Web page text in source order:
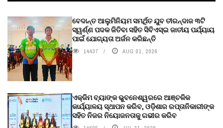
ବେଦାନ୍ତ ଆଲୁମିନିୟମ ସମର୍ଥିତ ଯୁବ ତୀରନ୍ଦାଜ ୩ଟି
ସ୍ୱର୍ଣ୍ଣ ପଦକ ଜିତିବା ସହିତ ସିବିଏସ୍ଇ ଜାତୀୟ ପର୍ଯ୍ୟାୟ
ପାଇଁ ଯୋଗ୍ୟତା ଅର୍ଜନ କରିଛନ୍ତି
14437 AUG 01, 2026
ଏକ୍ଜିମ ବ୍ୟାଙ୍କ ଭୁବନେଶ୍ୱରରେ ଆଞ୍ଚଳିକ
କାର୍ଯ୍ୟାଳୟ ସ୍ଥାପନ କରିବ, ଓଡ଼ିଶାର ରପ୍ତାନିକାରୀଙ୍କ
ସହିତ ନିଜର ନିୟୋଜନତାକୁ ଗଭୀର କରିବ